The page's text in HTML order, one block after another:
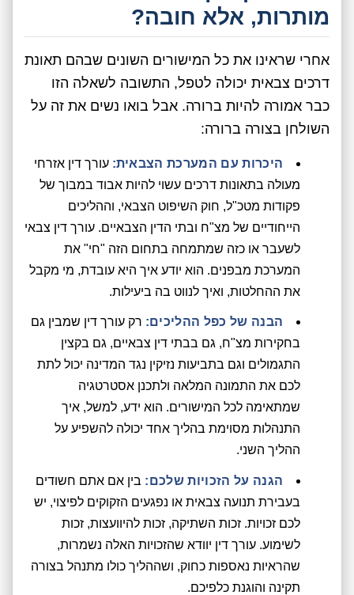
מותרות, אלא חובה?
אחרי שראינו את כל המישורים השונים שבהם תאונת
דרכים צבאית יכולה לטפל, התשובה לשאלה הזו
כבר אמורה להיות ברורה. אבל בואו נשים את זה על
השולחן בצורה ברורה:
היכרות עם המערכת הצבאית: עורך דין אזרחי
מעולה בתאונות דרכים עשוי להיות אבוד במבוך של
פקודות מטכ"ל, חוק השיפוט הצבאי, וההליכים
הייחודיים של מצ"ח ובתי הדין הצבאיים. עורך דין צבאי
לשעבר או כזה שמתמחה בתחום הזה "חי" את
המערכת מבפנים. הוא יודע איך היא עובדת, מי מקבל
את ההחלטות, ואיך לנווט בה ביעילות.
הבנה של כפל ההליכים: רק עורך דין שמבין גם
בחקירות מצ"ח, גם בבתי דין צבאיים, גם בקצין
התגמולים וגם בתביעות נזיקין נגד המדינה יכול לתת
לכם את התמונה המלאה ולתכנן אסטרטגיה
שמתאימה לכל המישורים. הוא ידע, למשל, איך
התנהלות מסוימת בהליך אחד יכולה להשפיע על
ההליך השני.
הגנה על הזכויות שלכם: בין אם אתם חשודים
בעבירת תנועה צבאית או נפגעים הזקוקים לפיצוי, יש
לכם זכויות. זכות השתיקה, זכות להיוועצות, זכות
לשימוע. עורך דין יוודא שהזכויות האלה נשמרות,
שהראיות נאספות כחוק, ושההליך כולו מתנהל בצורה
תקינה והוגנת כלפיכם.